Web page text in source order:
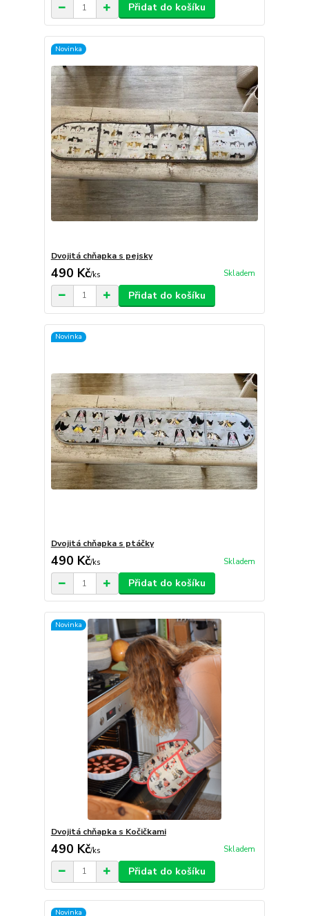
Přidat do košíku
Novinka
Dvojitá chňapka s pejsky
490 Kč/ks Skladem
Přidat do košíku
Novinka
Dvojitá chňapka s ptáčky
490 Kč/ks Skladem
Přidat do košíku
Novinka
Dvojitá chňapka s Kočičkami
490 Kč/ks Skladem
Přidat do košíku
Novinka